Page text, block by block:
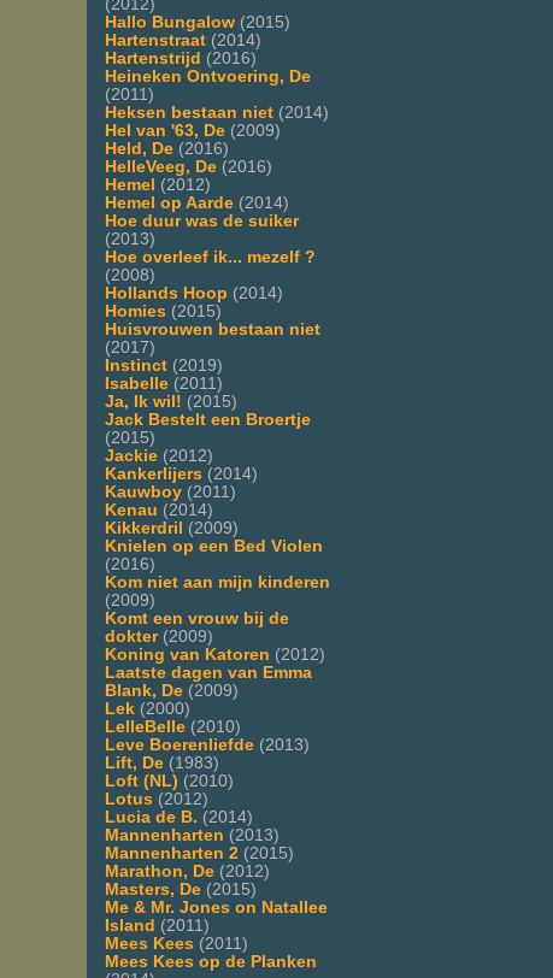
(2012)
Hallo Bungalow (2015)
Hartenstraat (2014)
Hartenstrijd (2016)
Heineken Ontvoering, De
(2011)
Heksen bestaan niet (2014)
Hel van '63, De (2009)
Held, De (2016)
HelleVeeg, De (2016)
Hemel (2012)
Hemel op Aarde (2014)
Hoe duur was de suiker
(2013)
Hoe overleef ik... mezelf ?
(2008)
Hollands Hoop (2014)
Homies (2015)
Huisvrouwen bestaan niet
(2017)
Instinct (2019)
Isabelle (2011)
Ja, Ik wil! (2015)
Jack Bestelt een Broertje
(2015)
Jackie (2012)
Kankerlijers (2014)
Kauwboy (2011)
Kenau (2014)
Kikkerdril (2009)
Knielen op een Bed Violen
(2016)
Kom niet aan mijn kinderen
(2009)
Komt een vrouw bij de
dokter(2009)
Koning van Katoren (2012)
Laatste dagen van Emma
Blank, De (2009)
Lek (2000)
LelleBelle (2010)
Leve Boerenliefde (2013)
Lift, De (1983)
Loft (NL) (2010)
Lotus (2012)
Lucia de B. (2014)
Mannenharten (2013)
Mannenharten 2 (2015)
Marathon, De (2012)
Masters, De (2015)
Me & Mr. Jones on Natallee
Island (2011)
Mees Kees (2011)
Mees Kees op de Planken